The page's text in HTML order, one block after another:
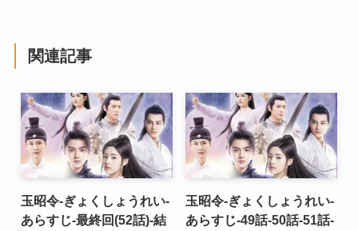
関連記事
玉昭令-ぎょくしょうれい-
あらすじ-最終回(52話)-結
玉昭令-ぎょくしょうれい-
あらすじ-49話-50話-51話-